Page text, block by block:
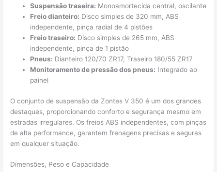
Suspensão traseira: Monoamortecida central, oscilante
Freio dianteiro: Disco simples de 320 mm, ABS
independente, pinça radial de 4 pistões
Freio traseiro: Disco simples de 265 mm, ABS
independente, pinça de 1 pistão
Pneus: Dianteiro 120/70 ZR17, Traseiro 180/55 ZR17
Monitoramento de pressão dos pneus: Integrado ao
painel
O conjunto de suspensão da Zontes V 350 é um dos grandes
destaques, proporcionando conforto e segurança mesmo em
estradas irregulares. Os freios ABS independentes, com pinças
de alta performance, garantem frenagens precisas e seguras
em qualquer situação.
Dimensões, Peso e Capacidade